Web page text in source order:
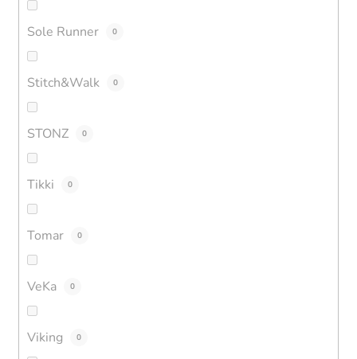
Sole Runner 0
Stitch&Walk 0
STONZ 0
Tikki 0
Tomar 0
VeKa 0
Viking 0